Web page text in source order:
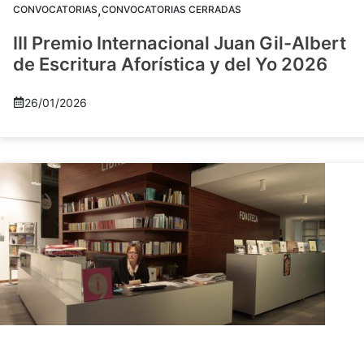
CONVOCATORIAS,CONVOCATORIAS CERRADAS
III Premio Internacional Juan Gil-Albert
de Escritura Aforística y del Yo 2026
26/01/2026